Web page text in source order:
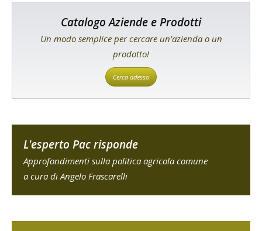
Catalogo Aziende e Prodotti
Un modo semplice per cercare un'azienda o un
prodotto!
Cerca adesso
L'esperto Pac risponde
Approfondimenti sulla politica agricola comune
a cura di Angelo Frascarelli